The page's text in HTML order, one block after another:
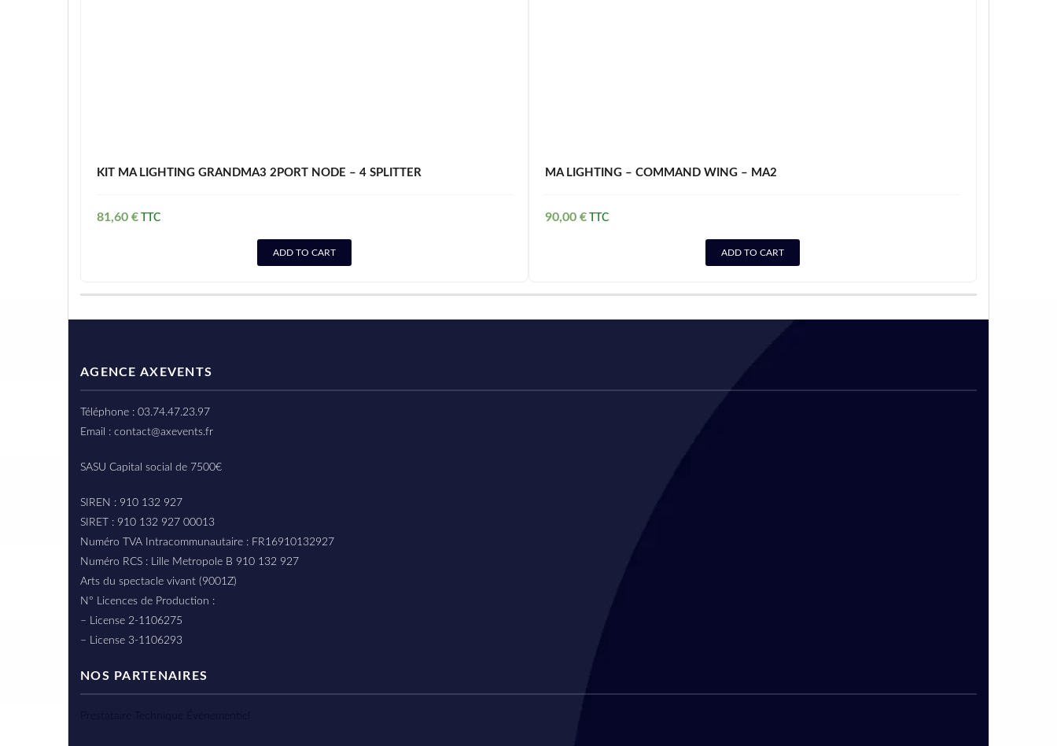
KIT MA LIGHTING GRANDMA3 2PORT NODE – 4 SPLITTER
81,60 €
ADD TO CART
MA LIGHTING – COMMAND WING – MA2
90,00 €
ADD TO CART
AGENCE AXEVENTS
Téléphone : 03.74.47.23.97
Email : contact@axevents.fr
SASU Capital social de 7500€
SIREN : 910 132 927
SIRET : 910 132 927 00013
Numéro TVA Intracommunautaire : FR16910132927
Numéro RCS : Lille Metropole B 910 132 927
Arts du spectacle vivant (9001Z)
N° Licences de Production :
– License 2-1106275
– License 3-1106293
NOS PARTENAIRES